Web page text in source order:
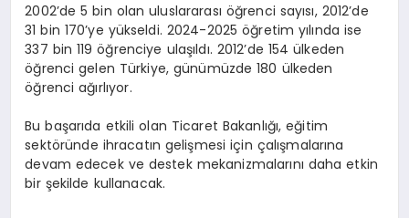
2002’de 5 bin olan uluslararası öğrenci sayısı, 2012’de
31 bin 170’ye yükseldi. 2024-2025 öğretim yılında ise
337 bin 119 öğrenciye ulaşıldı. 2012’de 154 ülkeden
öğrenci gelen Türkiye, günümüzde 180 ülkeden
öğrenci ağırlıyor.
Bu başarıda etkili olan Ticaret Bakanlığı, eğitim
sektöründe ihracatın gelişmesi için çalışmalarına
devam edecek ve destek mekanizmalarını daha etkin
bir şekilde kullanacak.